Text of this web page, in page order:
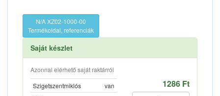
N/A XZ02-1000-00
Termékoldal, referenciák
Saját készlet
Azonnal elérhető saját raktárról
Szigetszentmiklós
van
1286 Ft